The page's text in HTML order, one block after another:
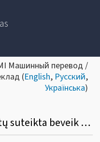
Машинный перевод /
(English, Русский,
Українська)
Žemės mokesčio lengvatų suteikta beveik už 9 mln. eurų